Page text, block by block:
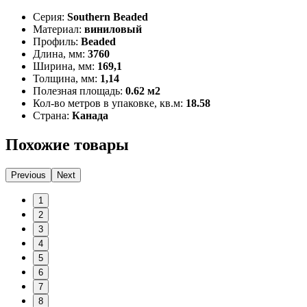
Серия: Southern Beaded
Материал: виниловый
Профиль: Beaded
Длина, мм: 3760
Ширина, мм: 169,1
Толщина, мм: 1,14
Полезная площадь: 0.62 м2
Кол-во метров в упаковке, кв.м: 18.58
Страна: Канада
Похожие товары
Previous Next
1
2
3
4
5
6
7
8